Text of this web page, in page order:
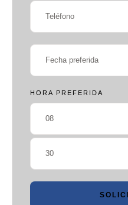
HORA PREFERIDA
08
30